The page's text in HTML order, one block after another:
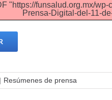
"https://funsalud.org.mx/
Prensa-Digital-del-11-
| Resúmenes de prensa